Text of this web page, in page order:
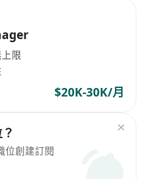
限
$20K-30K/月
位創建訂閱